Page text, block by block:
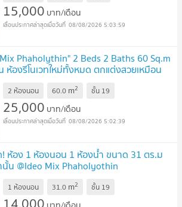
15,000 บาท/เดือน
08/08/2026 5:03:59
Phaholythin" 2 Beds 2 Baths 60 Sq.m
ห้องรีโนเวทใหม่ทั้งหมด ตกแต่งสวยเหมือน
!
2 ห้องนอน 60.0 m2 ชั้น 19
25,000 บาท/เดือน
08/08/2026 5:02:39
ห้อง 1 ห้องนอน 1 ห้องน้ำ ขนาด 31 ตร.ม
นั้น @Ideo Mix Phaholyothin
ะ 0 เมตร
1 ห้องนอน 31.0 m2 ชั้น 19